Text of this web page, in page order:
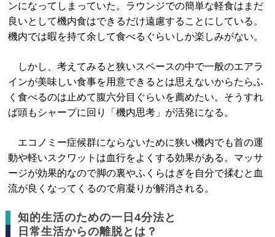
ンになってしまっていた。ラウンジでの簡単な軽食はまだ
良いとして機内食はできるだけ遠慮することにしている。
機内では暇を持て余して食べるぐらいしか楽しみがない。
しかし、考えてみると狭いスペースの中で一般のエアラ
インが美味しい食事を用意できるとは思えないからたらふ
く食べるのは止めて腹六分目ぐらいを薦めたい。そうすれ
ば頭もシャープに回り「機内思考」が活発になる。
エコノミー症候群にならないために狭い機内でも首の運
動や軽いスクワットは血行をよくする効果がある。マッサ
ージが効果的なので脚の裏やふくらはぎを自分で揉むと血
流が良くなってくるので肩凝りが解消される。
知的生活のための一日4分法と
日常生活からの離脱とは？